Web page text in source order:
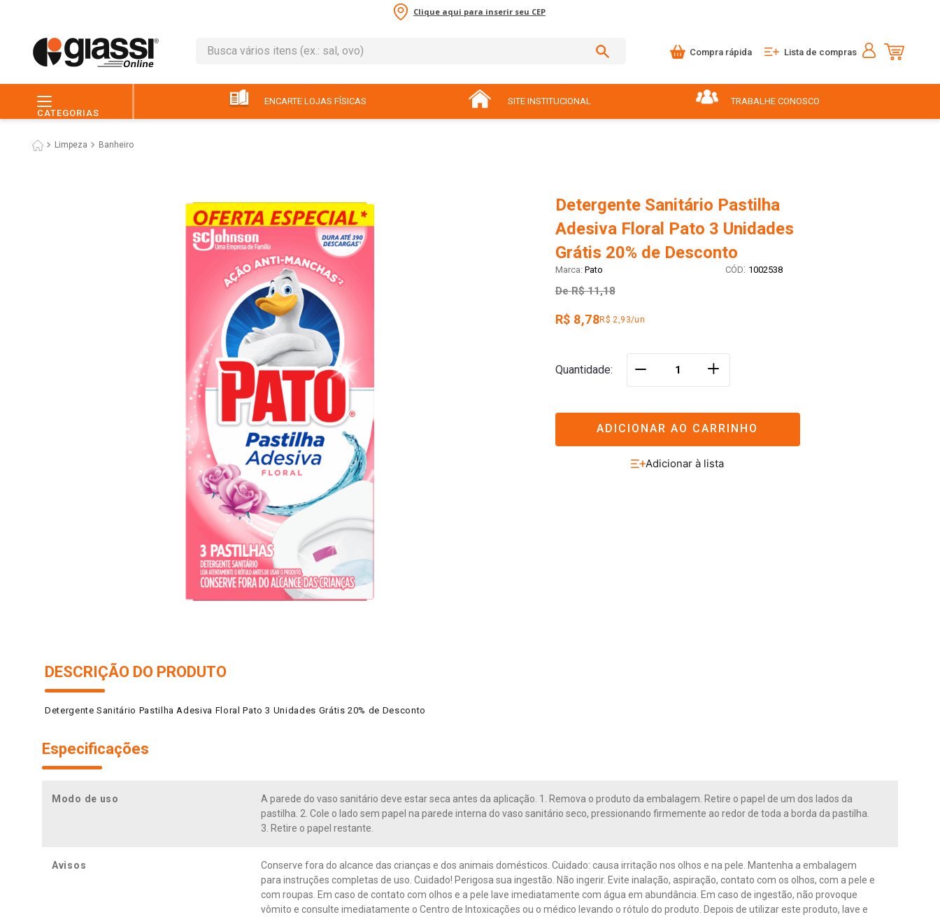
Clique aqui para inserir seu CEP
Busca vários itens (ex.: sal, ovo)
Compra rápida Lista de compras
CATEGORIAS
ENCARTE LOJAS FÍSICAS SITE INSTITUCIONAL TRABALHE CONOSCO
Limpeza Banheiro
Detergente Sanitário Pastilha
Adesiva Floral Pato 3 Unidades
Grátis 20% de Desconto
Pato : 1002538
De R$ 11,18
R$ 8,78R$ 2,93/un
Quantidade ＋
ADICIONAR AO CARRINHO
DESCRIÇÃO DO PRODUTO
Detergente Sanitário Pastilha Adesiva Floral Pato 3 Unidades Grátis 20% de Desconto
Especificações
Modo de uso
A parede do vaso sanitário deve estar seca antes da aplicação. 1. Remova o produto da embalagem. Retire o papel de um dos lados da
pastilha. 2. Cole o lado sem papel na parede interna do vaso sanitário seco, pressionando firmemente ao redor de toda a borda da pastilha.
3. Retire o papel restante.
Avisos
Conserve fora do alcance das crianças e dos animais domésticos. Cuidado: causa irritação nos olhos e na pele. Mantenha a embalagem
para instruções completas de uso. Cuidado! Perigosa sua ingestão. Não ingerir. Evite inalação, aspiração, contato com os olhos, com a pele e
com roupas. Em caso de contato com olhos e a pele lave imediatamente com água em abundância. Em caso de ingestão, não provoque
vômito e consulte imediatamente o Centro de Intoxicações ou o médico levando o rótulo do produto. Depois de utilizar este produto, lave e
café
6º macarrão
7º arroz
pão
ovo
º iogurte